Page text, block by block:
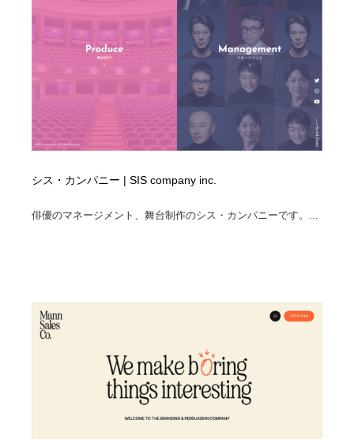
シス・カンパニー | SIS company inc.
俳優のマネージメント、舞台制作のシス・カンパニーです。...